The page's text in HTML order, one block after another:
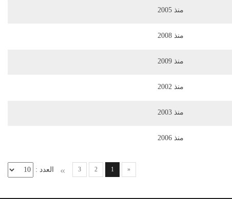
منذ 2005
منذ 2008
منذ 2009
منذ 2002
منذ 2003
منذ 2006
العدد : «
1
2
3
»